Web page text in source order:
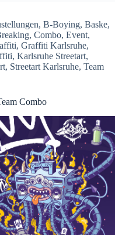
,B-Boying,Baske,
,Combo,Event,
,Graffiti Karlsruhe,
,Karlsruhe Streetart,
, Streetart Karlsruhe,Team
Combo